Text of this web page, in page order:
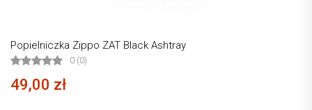
Popielniczka Zippo ZAT Black Ashtray
0 (0)
49,00 zł